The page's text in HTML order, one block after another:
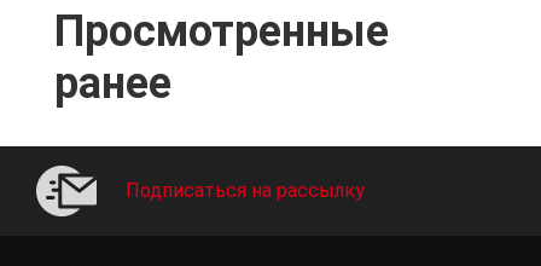
Просмотренные
ранее
Подписаться на рассылку